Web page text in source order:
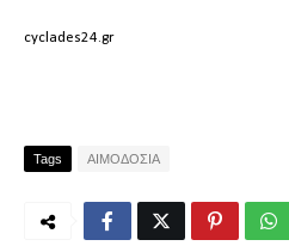
cyclades24.gr
Tags ΑΙΜΟΔΟΣΙΑ